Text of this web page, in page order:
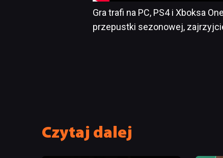
Gra trafi na PC, PS4 i Xboksa
przepustki sezonowej,
Czytaj dalej